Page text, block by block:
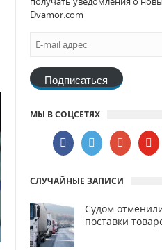
Dvamor.com
Подписаться
МЫ В СОЦСЕТЯХ
СЛУЧАЙНЫЕ ЗАПИСИ
Судом
поставки